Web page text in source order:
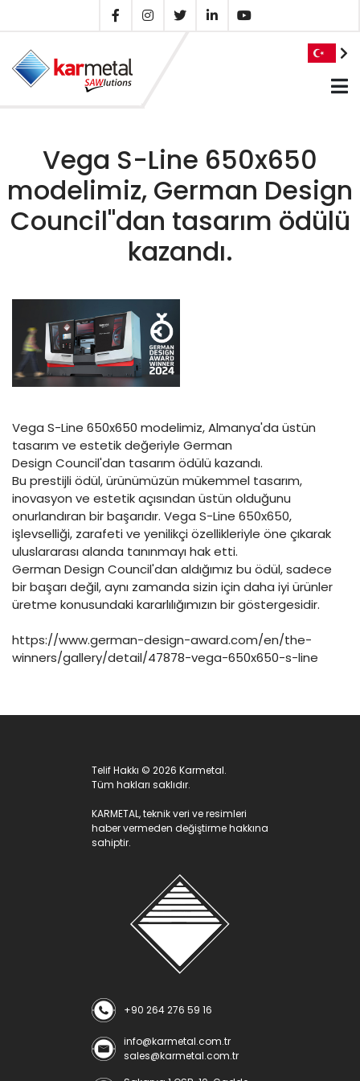
Vega S-Line 650x650
modelimiz, German Design
Council''dan tasarım ödülü
kazandı.
Vega S-Line 650x650 modelimiz, Almanya'da üstün
tasarım ve estetik değeriyle German
Design Council'dan tasarım ödülü kazandı.
Bu prestijli ödül, ürünümüzün mükemmel tasarım,
inovasyon ve estetik açısından üstün olduğunu
onurlandıran bir başarıdır. Vega S-Line 650x650,
işlevselliği, zarafeti ve yenilikçi özellikleriyle öne çıkarak
uluslararası alanda tanınmayı hak etti.
German Design Council'dan aldığımız bu ödül, sadece
bir başarı değil, aynı zamanda sizin için daha iyi ürünler
üretme konusundaki kararlılığımızın bir göstergesidir.
https://www.german-design-award.com/en/the-
winners/gallery/detail/47878-vega-650x650-s-line
Telif Hakkı © 2026 Karmetal.
Tüm hakları saklıdır.
KARMETAL, teknik veri ve resimleri
haber vermeden değiştirme hakkına
sahiptir.
+90 264 276 59 16
info@karmetal.com.tr
sales@karmetal.com.tr